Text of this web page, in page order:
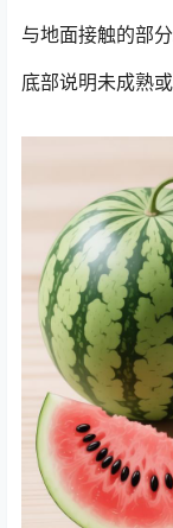
与地面接触的部
底部说明未成熟或